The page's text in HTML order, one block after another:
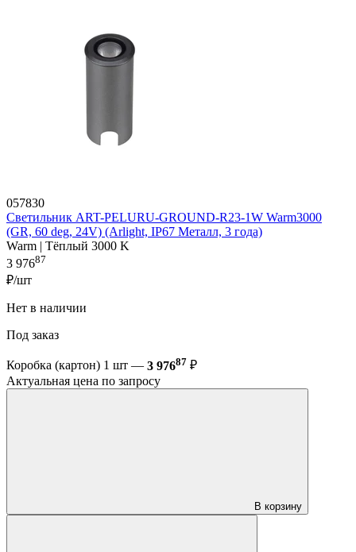
057830
Светильник ART-PELURU-GROUND-R23-1W Warm3000
(GR, 60 deg, 24V) (Arlight, IP67 Металл, 3 года)
Warm | Тёплый 3000 K
3 97687
₽/шт
Нет в наличии
Под заказ
Коробка (картон) 1 шт — 3 97687 ₽
Актуальная цена по запросу
В корзину